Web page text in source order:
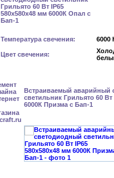
Температура свечения: 6000
Цвет свечения:
Встраиваемый аварийный
светильник Грильято 60 Вт
6000К Призма с Бап-1